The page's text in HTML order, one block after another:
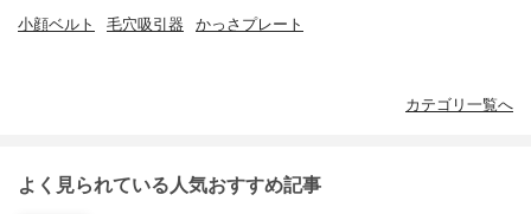
小顔ベルト 毛穴吸引器 かっさプレート
カテゴリ一覧へ
よく見られている人気おすすめ記事